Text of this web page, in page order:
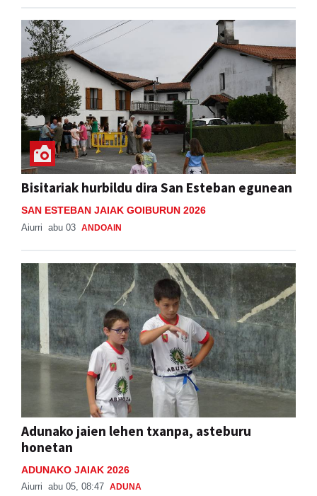
Bisitariak hurbildu dira San Esteban egunean
SAN ESTEBAN JAIAK GOIBURUN 2026
Aiurri abu 03 ANDOAIN
Adunako jaien lehen txanpa, asteburu
honetan
ADUNAKO JAIAK 2026
Aiurri abu 05, 08:47 ADUNA